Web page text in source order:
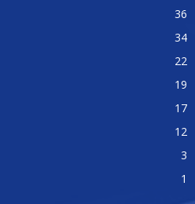
36
34
22
19
17
12
3
1